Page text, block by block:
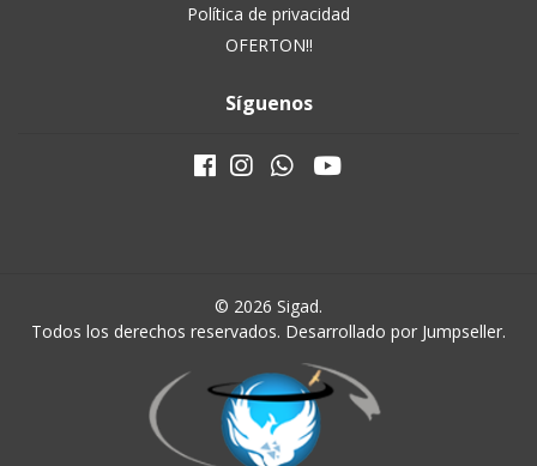
Política de privacidad
OFERTON!!
Síguenos
© 2026 Sigad.
Todos los derechos reservados. Desarrollado por Jumpseller.